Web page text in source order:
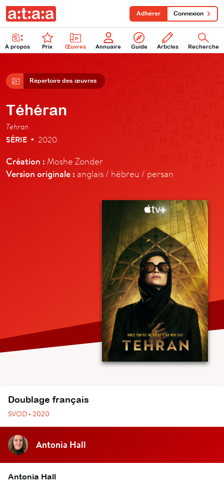
À propos Prix Œuvres Annuaire Guide Articles Recherche
Adhérer Connexion
Répertoire des œuvres
Téhéran
Tehran
SÉRIE • 2020
Création : Moshe Zonder
Version originale : anglais / hébreu / persan
Doublage français
SVOD • 2020
Antonia Hall
Antonia Hall